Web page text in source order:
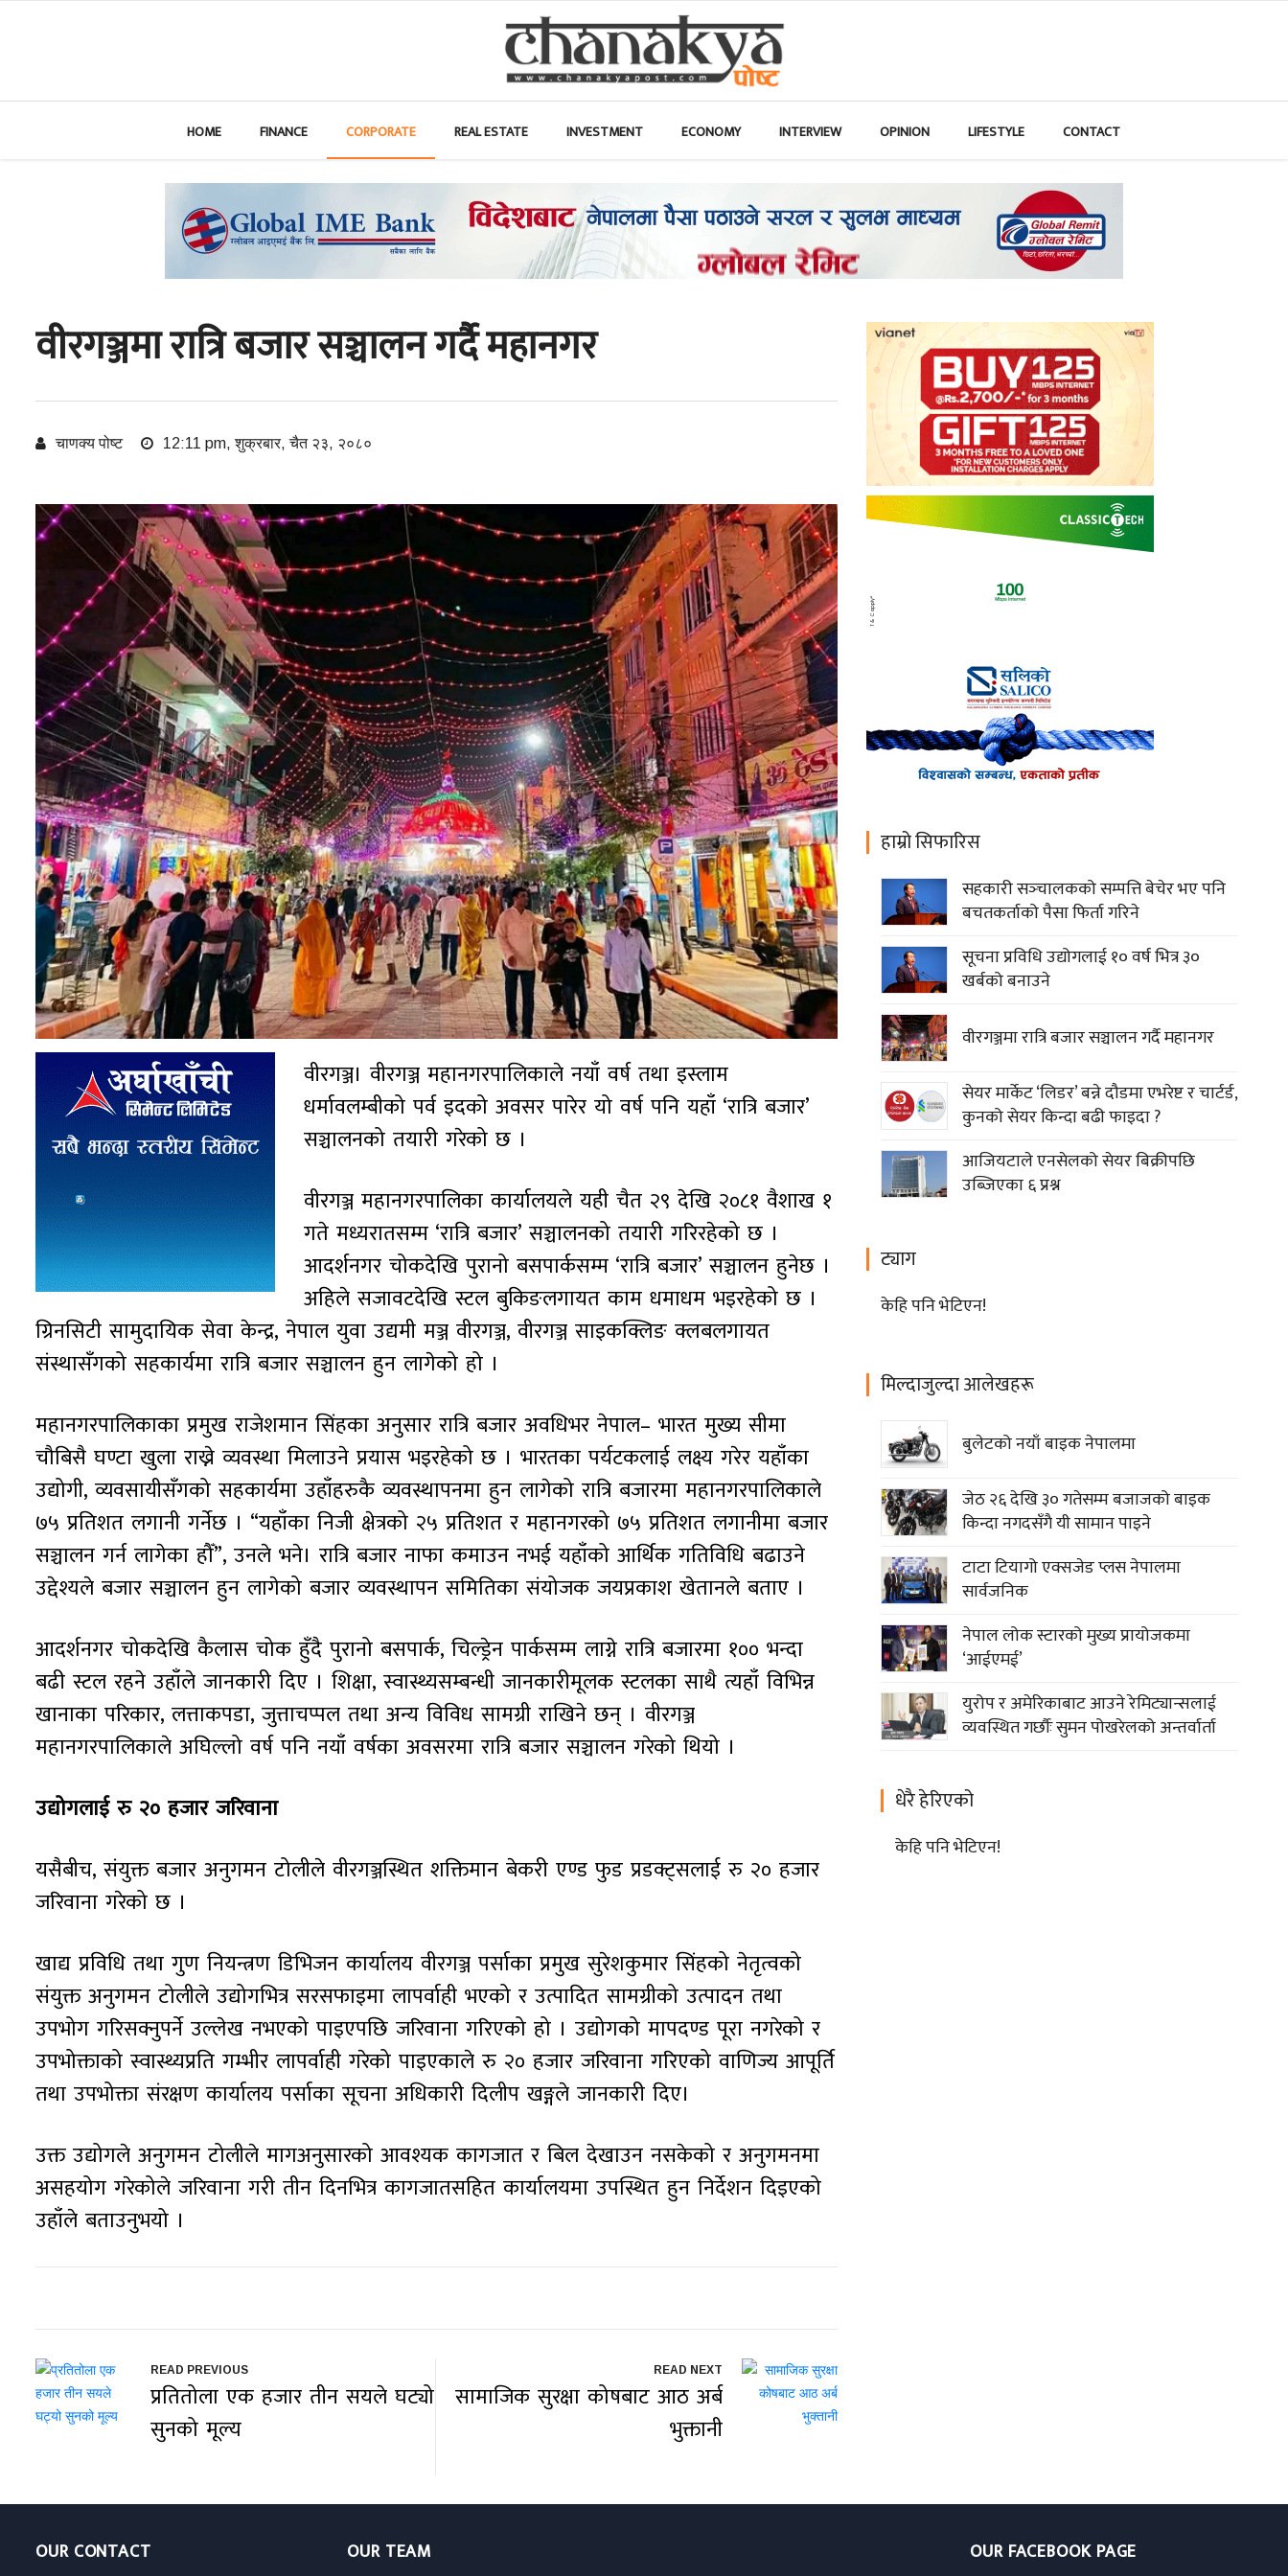
HOME FINANCE CORPORATE REAL ESTATE INVESTMENT ECONOMY INTERVIEW OPINION LIFESTYLE CONTACT
वीरगञ्जमा रात्रि बजार सञ्चालन गर्दै महानगर
चाणक्य पोष्ट 12:11 pm, शुक्रबार, चैत २३, २०८०
वीरगञ्ज। वीरगञ्ज महानगरपालिकाले नयाँ वर्ष तथा इस्लाम
धर्मावलम्बीको पर्व इदको अवसर पारेर यो वर्ष पनि यहाँ ‘रात्रि बजार’
सञ्चालनको तयारी गरेको छ ।
वीरगञ्ज महानगरपालिका कार्यालयले यही चैत २९ देखि २०८१ वैशाख १
गते मध्यरातसम्म ‘रात्रि बजार’ सञ्चालनको तयारी गरिरहेको छ ।
आदर्शनगर चोकदेखि पुरानो बसपार्कसम्म ‘रात्रि बजार’ सञ्चालन हुनेछ ।
अहिले सजावटदेखि स्टल बुकिङलगायत काम धमाधम भइरहेको छ ।
ग्रिनसिटी सामुदायिक सेवा केन्द्र, नेपाल युवा उद्यमी मञ्ज वीरगञ्ज, वीरगञ्ज साइकक्लिङ क्लबलगायत
संस्थासँगको सहकार्यमा रात्रि बजार सञ्चालन हुन लागेको हो ।
महानगरपालिकाका प्रमुख राजेशमान सिंहका अनुसार रात्रि बजार अवधिभर नेपाल– भारत मुख्य सीमा
चौबिसै घण्टा खुला राख्ने व्यवस्था मिलाउने प्रयास भइरहेको छ । भारतका पर्यटकलाई लक्ष्य गरेर यहाँका
उद्योगी, व्यवसायीसँगको सहकार्यमा उहाँहरुकै व्यवस्थापनमा हुन लागेको रात्रि बजारमा महानगरपालिकाले
७५ प्रतिशत लगानी गर्नेछ । “यहाँका निजी क्षेत्रको २५ प्रतिशत र महानगरको ७५ प्रतिशत लगानीमा बजार
सञ्चालन गर्न लागेका हौँ”, उनले भने। रात्रि बजार नाफा कमाउन नभई यहाँको आर्थिक गतिविधि बढाउने
उद्देश्यले बजार सञ्चालन हुन लागेको बजार व्यवस्थापन समितिका संयोजक जयप्रकाश खेतानले बताए ।
आदर्शनगर चोकदेखि कैलास चोक हुँदै पुरानो बसपार्क, चिल्ड्रेन पार्कसम्म लाग्ने रात्रि बजारमा १०० भन्दा
बढी स्टल रहने उहाँले जानकारी दिए । शिक्षा, स्वास्थ्यसम्बन्धी जानकारीमूलक स्टलका साथै त्यहाँ विभिन्न
खानाका परिकार, लत्ताकपडा, जुत्ताचप्पल तथा अन्य विविध सामग्री राखिने छन् । वीरगञ्ज
महानगरपालिकाले अघिल्लो वर्ष पनि नयाँ वर्षका अवसरमा रात्रि बजार सञ्चालन गरेको थियो ।
उद्योगलाई रु २० हजार जरिवाना
यसैबीच, संयुक्त बजार अनुगमन टोलीले वीरगञ्जस्थित शक्तिमान बेकरी एण्ड फुड प्रडक्ट्सलाई रु २० हजार
जरिवाना गरेको छ ।
खाद्य प्रविधि तथा गुण नियन्त्रण डिभिजन कार्यालय वीरगञ्ज पर्साका प्रमुख सुरेशकुमार सिंहको नेतृत्वको
संयुक्त अनुगमन टोलीले उद्योगभित्र सरसफाइमा लापर्वाही भएको र उत्पादित सामग्रीको उत्पादन तथा
उपभोग गरिसक्नुपर्ने उल्लेख नभएको पाइएपछि जरिवाना गरिएको हो । उद्योगको मापदण्ड पूरा नगरेको र
उपभोक्ताको स्वास्थ्यप्रति गम्भीर लापर्वाही गरेको पाइएकाले रु २० हजार जरिवाना गरिएको वाणिज्य आपूर्ति
तथा उपभोक्ता संरक्षण कार्यालय पर्साका सूचना अधिकारी दिलीप खङ्गले जानकारी दिए।
उक्त उद्योगले अनुगमन टोलीले मागअनुसारको आवश्यक कागजात र बिल देखाउन नसकेको र अनुगमनमा
असहयोग गरेकोले जरिवाना गरी तीन दिनभित्र कागजातसहित कार्यालयमा उपस्थित हुन निर्देशन दिइएको
उहाँले बताउनुभयो ।
READ PREVIOUS
प्रतितोला एक हजार तीन सयले घट्यो
सुनको मूल्य
READ NEXT
सामाजिक सुरक्षा कोषबाट आठ अर्ब
भुक्तानी
हाम्रो सिफारिस
सहकारी सञ्‍चालकको सम्पत्ति बेचेर भए पनि
बचतकर्ताको पैसा फिर्ता गरिने
सूचना प्रविधि उद्योगलाई १० वर्ष भित्र ३०
खर्बको बनाउने
वीरगञ्जमा रात्रि बजार सञ्चालन गर्दै महानगर
सेयर मार्केट ‘लिडर’ बन्ने दौडमा एभरेष्ट र चार्टर्ड,
कुनको सेयर किन्दा बढी फाइदा ?
आजियटाले एनसेलको सेयर बिक्रीपछि
उब्जिएका ६ प्रश्न
ट्याग
केहि पनि भेटिएन!
मिल्दाजुल्दा आलेखहरू
बुलेटको नयाँ बाइक नेपालमा
जेठ २६ देखि ३० गतेसम्म बजाजको बाइक
किन्दा नगदसँगै यी सामान पाइने
टाटा टियागो एक्सजेड प्लस नेपालमा
सार्वजनिक
नेपाल लोक स्टारको मुख्य प्रायोजकमा
‘आईएमई’
युरोप र अमेरिकाबाट आउने रेमिट्यान्सलाई
व्यवस्थित गर्छौः सुमन पोखरेलको अन्तर्वार्ता
धेरै हेरिएको
केहि पनि भेटिएन!
OUR CONTACT OUR TEAM OUR FACEBOOK PAGE